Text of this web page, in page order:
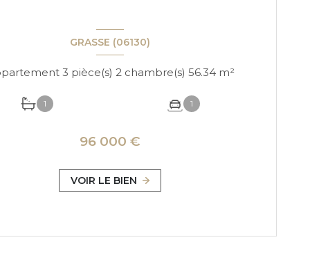
GRASSE (06130)
Appartement 3 pièce(s) 2 chambre(s) 56.34 m²
1 1
96 000 €
VOIR LE BIEN